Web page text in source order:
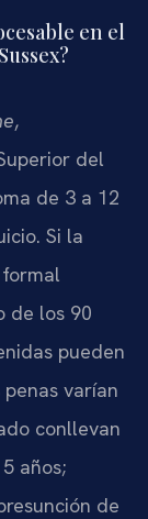
en el
,
del
de 3 a 12
Si la
de los 90
pueden
varían
conllevan
años;
de